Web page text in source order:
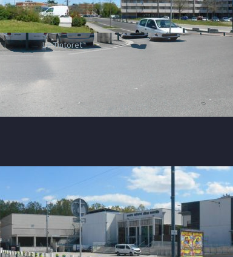
Le Tintoret